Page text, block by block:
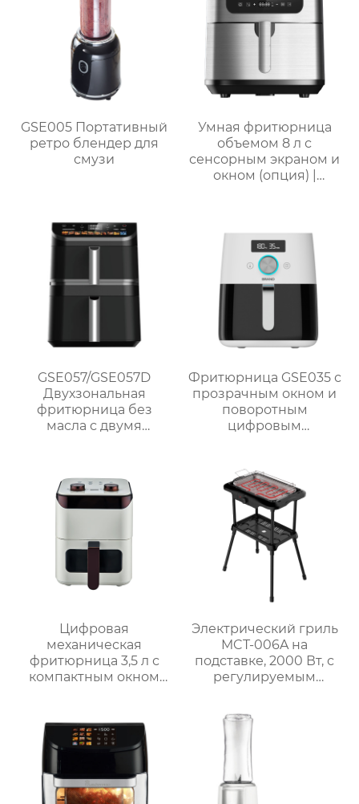
GSE005 Портативный
ретро блендер для
смузи
Умная фритюрница
объемом 8 л с
сенсорным экраном и
окном (опция) |
GSE057/GSE057D
Двухзональная
фритюрница без
масла с двумя
управлением
Фритюрница GSE035 с
прозрачным окном и
поворотным
цифровым
Цифровая
механическая
фритюрница 3,5 л с
компактным окном
Электрический гриль
MCT-006A на
подставке, 2000 Вт, с
регулируемым